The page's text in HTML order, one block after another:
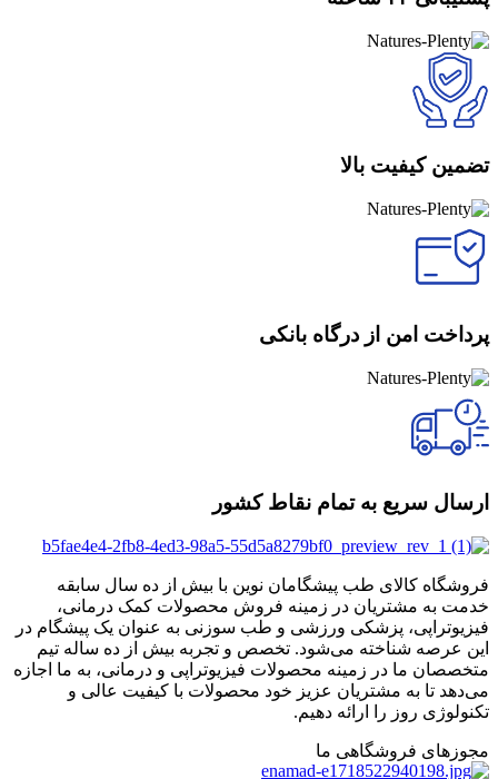
تضمین کیفیت بالا
پرداخت امن از درگاه بانکی
ارسال سریع به تمام نقاط کشور
فروشگاه کالای طب پیشگامان نوین با بیش از ده سال سابقه
خدمت به مشتریان در زمینه فروش محصولات کمک درمانی،
فیزیوتراپی، پزشکی ورزشی و طب سوزنی به عنوان یک پیشگام در
این عرصه شناخته می‌شود. تخصص و تجربه بیش از ده ساله تیم
متخصصان ما در زمینه محصولات فیزیوتراپی و درمانی، به ما اجازه
می‌دهد تا به مشتریان عزیز خود محصولات با کیفیت عالی و
تکنولوژی روز را ارائه دهیم.
مجوزهای فروشگاهی ما